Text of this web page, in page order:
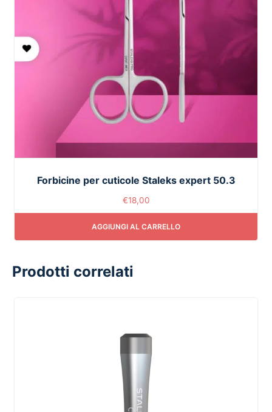
Forbicine per cuticole Staleks expert 50.3
€18,00
AGGIUNGI AL CARRELLO
Prodotti correlati